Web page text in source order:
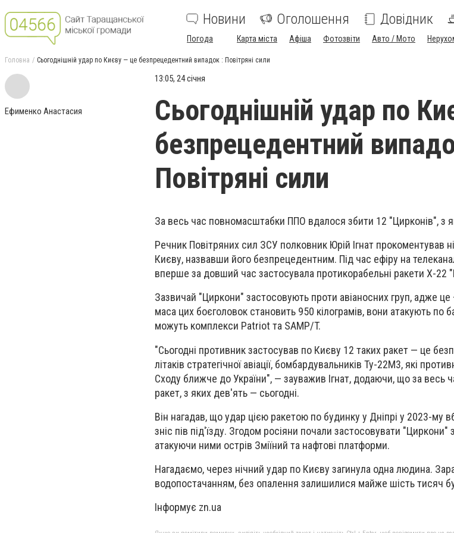
Новини Оголошення Довідник
Погода Карта міста Афіша Фотозвіти Авто / Мото
Головна Сьогоднішній удар по Києву — це безпрецедентний випадок : Повітряні сили
Ефименко Анастасия
13:05, 24 січня
Сьогоднішній удар по
безпрецедентний
Повітряні сили
За весь час повномасштабки ППО вдалося збити 12 "Цирконів", з
Речник Повітряних сил ЗСУ полковник Юрій Ігнат прокоментував
Києву, назвавши його безпрецедентним. Під час ефіру на
вперше за довший час застосувала протикорабельні ракети Х-22
Зазвичай "Циркони" застосовують проти авіаносних груп, адже
маса цих боєголовок становить 950 кілограмів, вони атакують по
можуть комплекси Patriot та SAMP/T.
"Сьогодні противник застосував по Києву 12 таких ракет — це
літаків стратегічної авіації, бомбардувальників Ту-22М3, які
Сходу ближче до України", — зауважив Ігнат, додаючи, що за весь
ракет, з яких дев'ять — сьогодні.
Він нагадав, що удар цією ракетою по будинку у Дніпрі у 2023-му
зніс пів під'їзду. Згодом росіяни почали застосовувати "Циркони"
атакуючи ними острів Зміїний та нафтові платформи.
Нагадаємо, через нічний удар по Києву загинула одна людина.
водопостачанням, без опалення залишилися майже шість тисяч
Інформує zn.ua